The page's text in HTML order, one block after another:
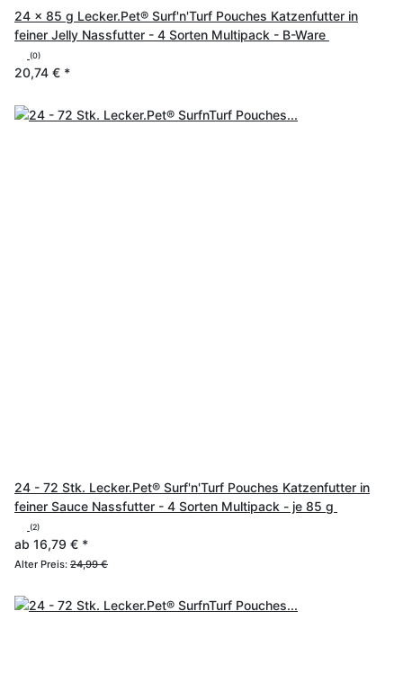
24 x 85 g Lecker.Pet® Surf'n'Turf Pouches Katzenfutter in
feiner Jelly Nassfutter - 4 Sorten Multipack - B-Ware
(0)
20,74 € *
24 - 72 Stk. Lecker.Pet® Surf'n'Turf Pouches Katzenfutter in
feiner Sauce Nassfutter - 4 Sorten Multipack - je 85 g
(2)
ab 16,79 € *
Alter Preis: 24,99 €